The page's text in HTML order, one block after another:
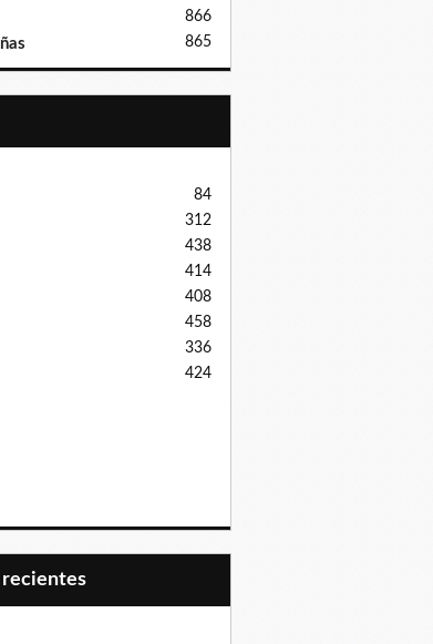
866
865
84
312
438
414
408
458
336
424
recientes